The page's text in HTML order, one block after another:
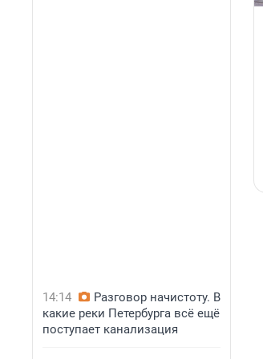
14:14
Разговор начистоту. В
какие реки Петербурга всё ещё
поступает канализация